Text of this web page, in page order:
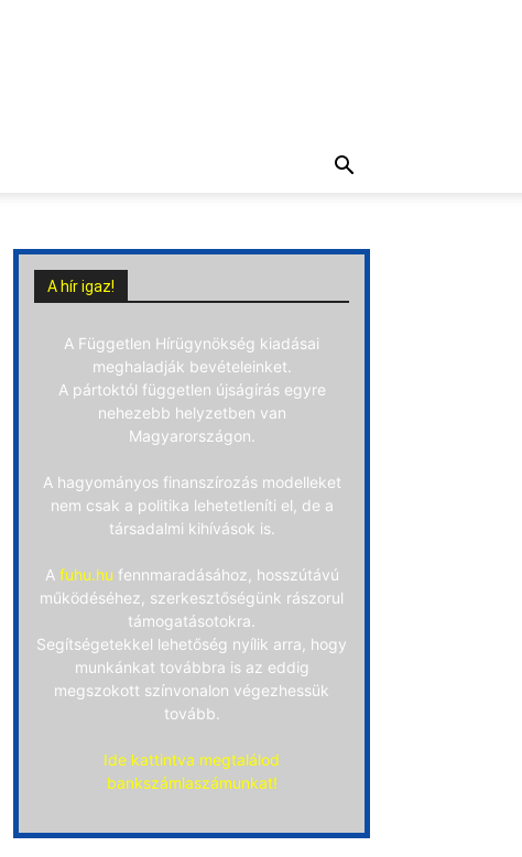
A hír igaz!
A Független Hírügynökség kiadásai
meghaladják bevételeinket.
A pártoktól független újságírás egyre
nehezebb helyzetben van
Magyarországon.
A hagyományos finanszírozás modelleket
nem csak a politika lehetetleníti el, de a
társadalmi kihívások is.
A fuhu.hu fennmaradásához, hosszútávú
működéséhez, szerkesztőségünk rászorul
támogatásotokra.
Segítségetekkel lehetőség nyílik arra, hogy
munkánkat továbbra is az eddig
megszokott színvonalon végezhessük
tovább.
Ide kattintva megtalálod
bankszámlaszámunkat!